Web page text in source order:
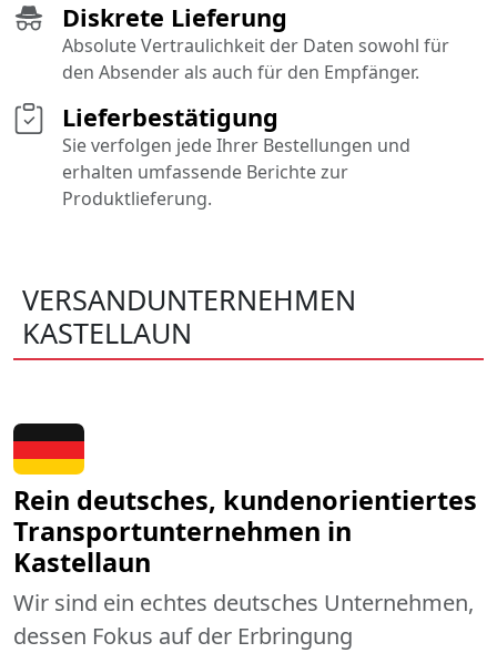
Diskrete Lieferung
Absolute Vertraulichkeit der Daten sowohl für
den Absender als auch für den Empfänger.
Lieferbestätigung
Sie verfolgen jede Ihrer Bestellungen und
erhalten umfassende Berichte zur
Produktlieferung.
VERSANDUNTERNEHMEN
KASTELLAUN
Rein deutsches, kundenorientiertes
Transportunternehmen in
Kastellaun
Wir sind ein echtes deutsches Unternehmen,
dessen Fokus auf der Erbringung